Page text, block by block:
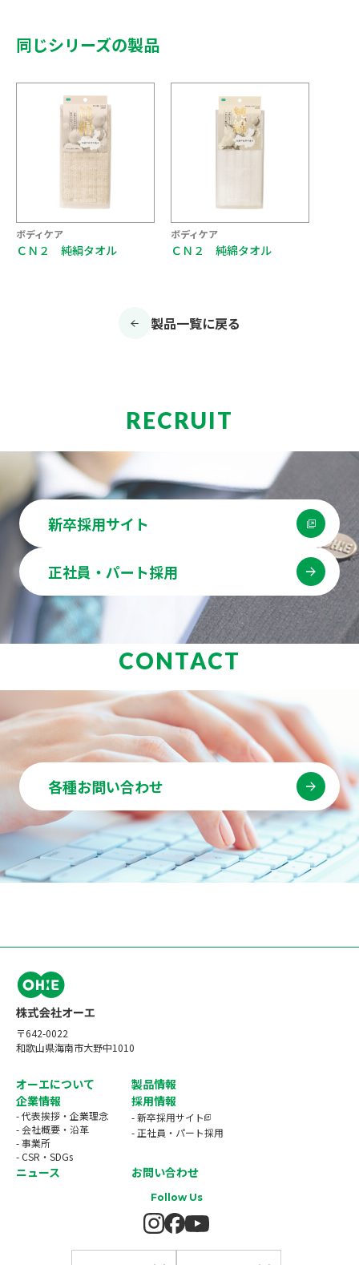
同じシリーズの製品
ボディケア
ＣＮ２ 純絹タオル
ボディケア
ＣＮ２ 純綿タオル
製品一覧に戻る
RECRUIT
新卒採用サイト
正社員・パート採用
CONTACT
各種お問い合わせ
〒642-0022
和歌山県海南市大野中1010
オーエについて
製品情報
企業情報
- 代表挨拶・企業理念
- 会社概要・沿革
- 事業所
- CSR・SDGs
採用情報
- 新卒採用サイト
- 正社員・パート採用
ニュース お問い合わせ
Follow Us